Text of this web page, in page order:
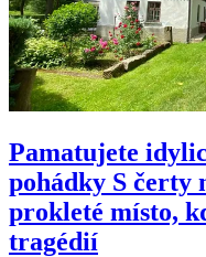
Pamatujete
pohádky S čerty
prokleté místo,
tragédií